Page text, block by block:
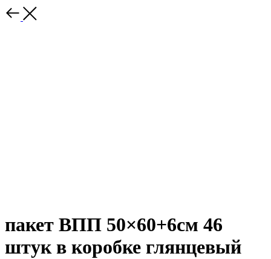
пакет ВПП 50×60+6см 46
штук в коробке глянцевый